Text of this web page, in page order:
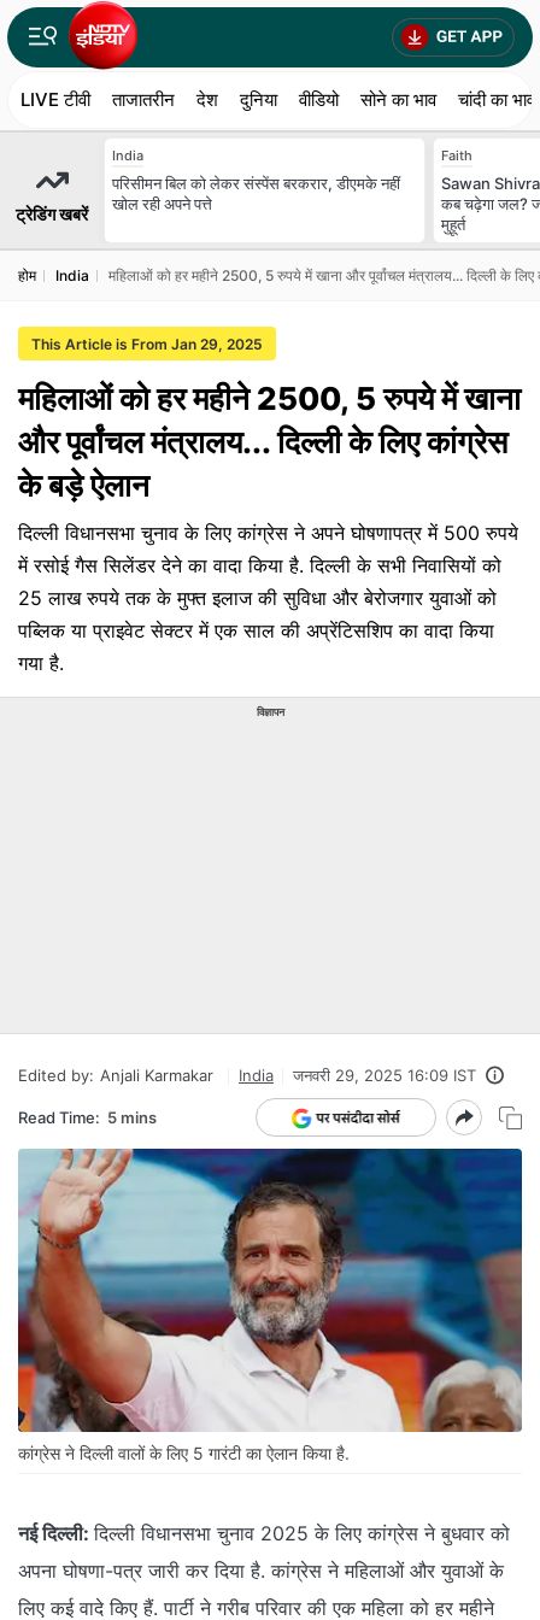
LIVE टीवी ताजातरीन देश दुनिया वीडियो सोने का भाव चांदी का भाव
ट्रेडिंग खबरें
India
परिसीमन बिल को लेकर संस्पेंस बरकरार, डीएमके नहीं
खोल रही अपने पत्ते
Faith
Sawan
कब चढ़ेगा जल?
मुहूर्त
होम India महिलाओं को हर महीने 2500, 5 रुपये में खाना और पूर्वांचल मंत्रालय... दिल्ली के
This Article is From Jan 29, 2025
महिलाओं को हर महीने 2500, 5 रुपये में खाना
और पूर्वांचल मंत्रालय... दिल्ली के लिए कांग्रेस
के बड़े ऐलान
दिल्ली विधानसभा चुनाव के लिए कांग्रेस ने अपने घोषणापत्र में 500 रुपये
में रसोई गैस सिलेंडर देने का वादा किया है. दिल्ली के सभी निवासियों को
25 लाख रुपये तक के मुफ्त इलाज की सुविधा और बेरोजगार युवाओं को
पब्लिक या प्राइवेट सेक्टर में एक साल की अप्रेंटिसशिप का वादा किया
गया है.
विज्ञापन
Edited by: Anjali Karmakar India जनवरी 29, 2025 16:09 IST
Read Time: 5 mins
कांग्रेस ने दिल्ली वालों के लिए 5 गारंटी का ऐलान किया है.
नई दिल्ली: दिल्ली विधानसभा चुनाव 2025 के लिए कांग्रेस ने बुधवार को
अपना घोषणा-पत्र जारी कर दिया है. कांग्रेस ने महिलाओं और युवाओं के
लिए कई वादे किए हैं. पार्टी ने गरीब परिवार की एक महिला को हर महीने